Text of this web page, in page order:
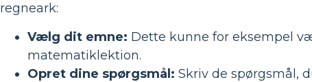
regneark:
Vælg dit emne: Dette kunne for eksempel
matematiklektion.
Opret dine spørgsmål: Skriv de spørgsmål,